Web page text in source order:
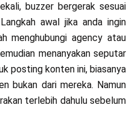
buzzer bergerak sesuai
awal jika anda ingin
menghubungi agency atau
menanyakan seputar
posting konten ini, biasanya
bukan dari mereka. Namun
terlebih dahulu sebelum